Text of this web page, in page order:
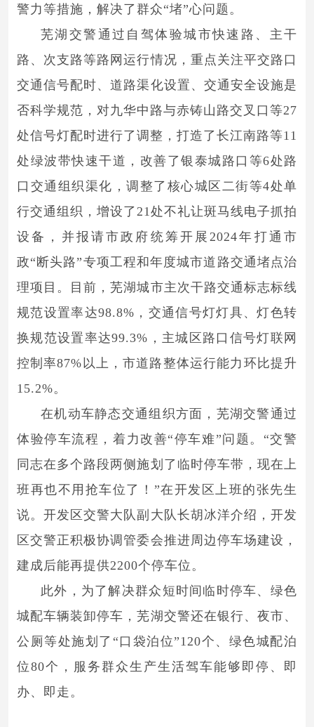
警力等措施，解决了群众“堵”心问题。
芜湖交警通过自驾体验城市快速路、主干
路、次支路等路网运行情况，重点关注平交路口
交通信号配时、道路渠化设置、交通安全设施是
否科学规范，对九华中路与赤铸山路交叉口等27
处信号灯配时进行了调整，打造了长江南路等11
处绿波带快速干道，改善了银泰城路口等6处路
口交通组织渠化，调整了核心城区二街等4处单
行交通组织，增设了21处不礼让斑马线电子抓拍
设备，并报请市政府统筹开展2024年打通市
政“断头路”专项工程和年度城市道路交通堵点治
理项目。目前，芜湖城市主次干路交通标志标线
规范设置率达98.8%，交通信号灯灯具、灯色转
换规范设置率达99.3%，主城区路口信号灯联网
控制率87%以上，市道路整体运行能力环比提升
15.2%。
在机动车静态交通组织方面，芜湖交警通过
体验停车流程，着力改善“停车难”问题。“交警
同志在多个路段两侧施划了临时停车带，现在上
班再也不用抢车位了！”在开发区上班的张先生
说。开发区交警大队副大队长胡冰洋介绍，开发
区交警正积极协调管委会推进周边停车场建设，
建成后能再提供2200个停车位。
此外，为了解决群众短时间临时停车、绿色
城配车辆装卸停车，芜湖交警还在银行、夜市、
公厕等处施划了“口袋泊位”120个、绿色城配泊
位80个，服务群众生产生活驾车能够即停、即
办、即走。